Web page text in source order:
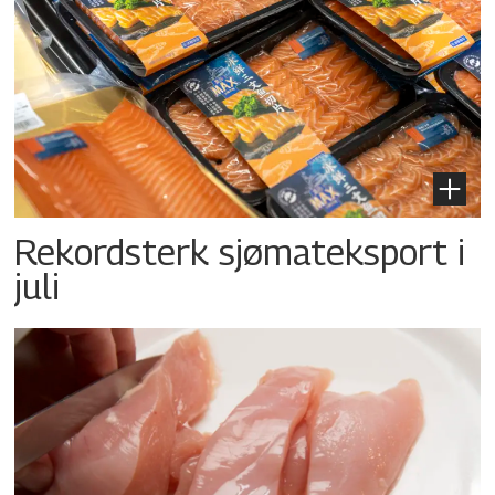
Rekordsterk sjømateksport i
juli